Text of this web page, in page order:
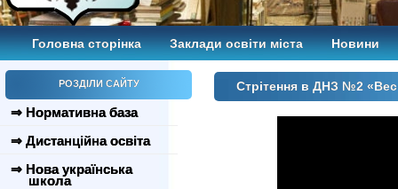
Головна сторінка Заклади освіти міста Новини
РОЗДІЛИ САЙТУ
⇒ Нормативна база
⇒ Дистанційна освіта
⇒ Нова українська
школа
Стрітення в ДНЗ №2